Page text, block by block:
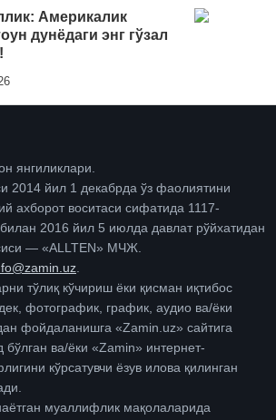
Америкалик
дунёдаги энг гўзал
янгиликлари.
2014 йил 1 декабрда ўз фаолиятини
ахборот воситаси сифатида 1117-
2016 йил 5 июлда давлат рўйхатидан
— «ALLTEN» МЧЖ.
.
тўлиқ кўчириш ёки қисман иқтибос
фотографик, график, аудио ва/ёки
фойдаланишга «Zamin.uz» сайтига
бўлган ва/ёки «Zamin» интернет-
кўрсатувчи ёзув илова қилинган
муаллифлик мақолаларида